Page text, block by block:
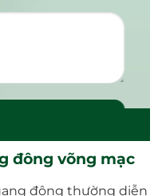
đông võng mạc
đông thường diễn